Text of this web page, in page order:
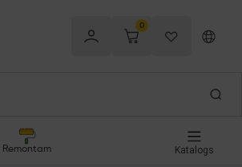
0
Remontam Katalogs